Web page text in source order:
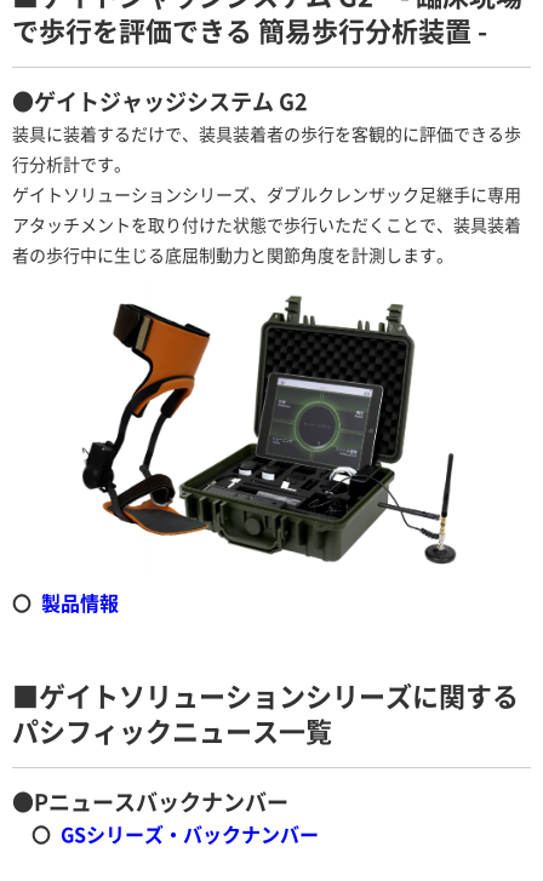
で歩行を評価できる 簡易歩行分析装置 -
●ゲイトジャッジシステム G2
装具に装着するだけで、装具装着者の歩行を客観的に評価できる歩
行分析計です。
ゲイトソリューションシリーズ、ダブルクレンザック足継手に専用
アタッチメントを取り付けた状態で歩行いただくことで、装具装着
者の歩行中に生じる底屈制動力と関節角度を計測します。
〇 製品情報
■ゲイトソリューションシリーズに関する
パシフィックニュース一覧
●Pニュースバックナンバー
〇 GSシリーズ・バックナンバー